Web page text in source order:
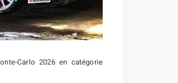
Carlo 2026 en catégorie